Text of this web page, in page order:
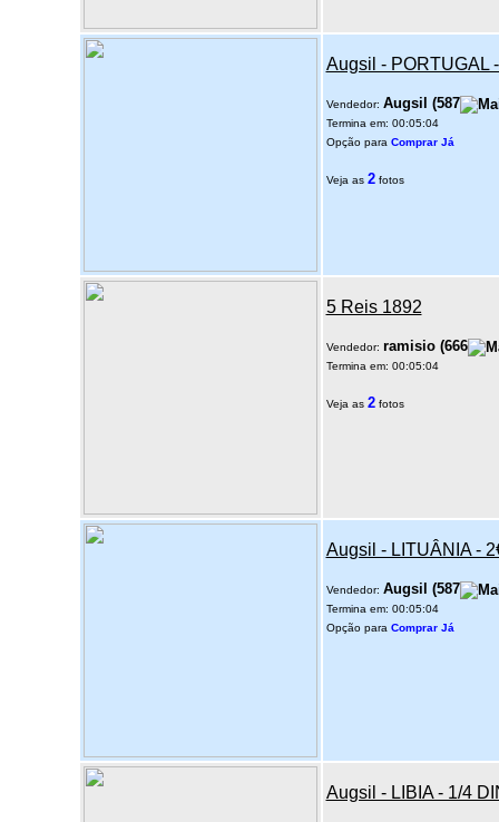
Augsil - PORTUGAL
Vendedor: Augsil (587
Termina em: 00:05:04
Opção para Comprar Já
Veja as 2fotos
5 Reis 1892
Vendedor: ramisio(666
Termina em: 00:05:04
Veja as 2fotos
Augsil - LITUÂNIA -
Vendedor: Augsil (587
Termina em: 00:05:04
Opção para Comprar Já
Augsil - LIBIA - 1/4